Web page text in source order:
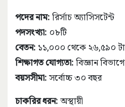
পদের নাম: রির্সাচ অ্যাসিসটেন্ট
পদসংখ্যা: ০৮টি
বেতন: ১১,০০০ থেকে ২৬,৫৯০
শিক্ষাগত যোগ্যতা: বিজ্ঞান
বয়সসীমা:সর্বোচ্চ ৩০ বছর
চাকরির ধরন: অস্থায়ী